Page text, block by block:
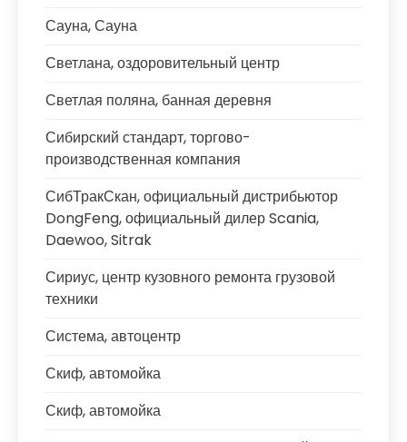
Сауна, Сауна
Светлана, оздоровительный центр
Светлая поляна, банная деревня
Сибирский стандарт, торгово-
производственная компания
СибТракСкан, официальный дистрибьютор
DongFeng, официальный дилер Scania,
Daewoo, Sitrak
Сириус, центр кузовного ремонта грузовой
техники
Система, автоцентр
Скиф, автомойка
Скиф, автомойка